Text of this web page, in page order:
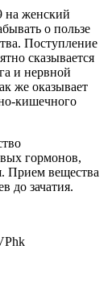
на женский
о пользе
Поступление
сказывается
и нервной
же оказывает
кишечного
гормонов,
Прием вещества
до зачатия.